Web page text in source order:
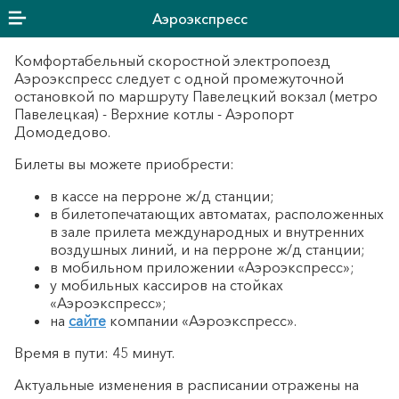
Aэроэкспресс
Комфортабельный скоростной электропоезд
Аэроэкспресс следует с одной промежуточной
остановкой по маршруту Павелецкий вокзал (метро
Павелецкая) - Верхние котлы - Аэропорт
Домодедово.
Билеты вы можете приобрести:
в кассе на перроне ж/д станции;
в билетопечатающих автоматах, расположенных
в зале прилета международных и внутренних
воздушных линий, и на перроне ж/д станции;
в мобильном приложении «Аэроэкспресс»;
у мобильных кассиров на стойках
«Аэроэкспресс»;
на сайте компании «Аэроэкспресс».
Время в пути: 45 минут.
Актуальные изменения в расписании отражены на